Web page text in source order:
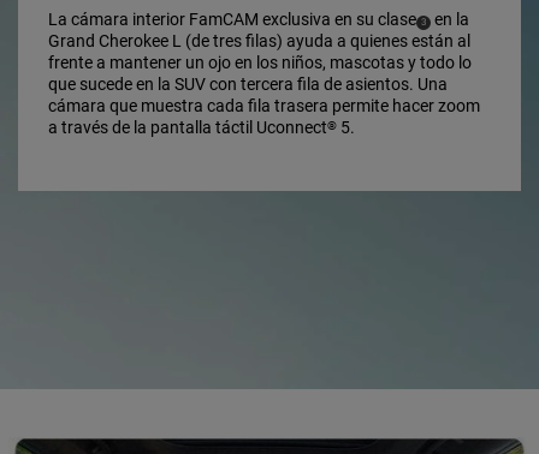
La cámara interior FamCAM exclusiva en su clase (
Disclosure
3) en la
Grand Cherokee L (de tres filas) ayuda a quienes están al
frente a mantener un ojo en los niños, mascotas y todo lo
que sucede en la SUV con tercera fila de asientos. Una
cámara que muestra cada fila trasera permite hacer zoom
a través de la pantalla táctil Uconnect® 5.